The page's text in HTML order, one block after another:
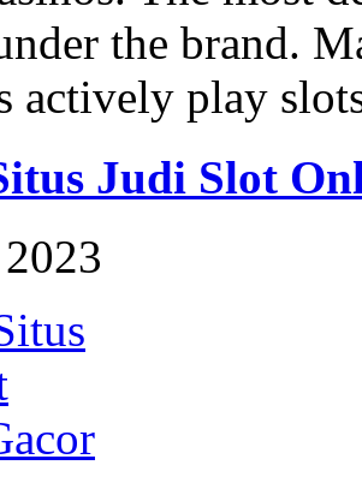
the brand.
actively play
Judi Slot